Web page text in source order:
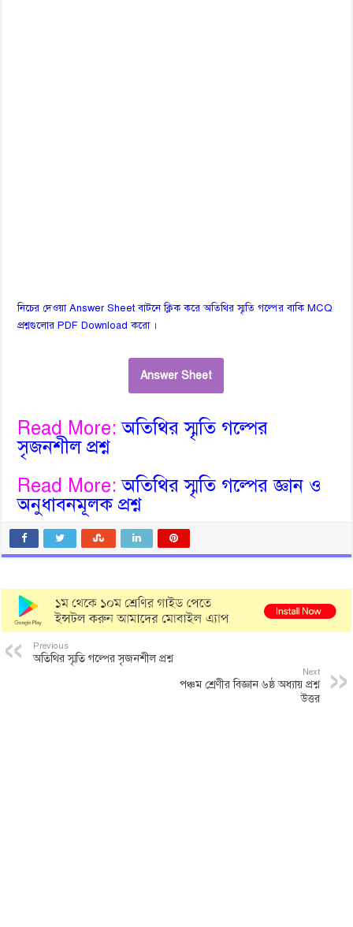
নিচের দেওয়া Answer Sheet বাটনে ক্লিক করে অতিথির স্মৃতি গল্পের বাকি MCQ
প্রশ্নগুলোর PDF Download করো ।
Answer Sheet
Read More:অতিথির স্মৃতি গল্পের
সৃজনশীল প্রশ্ন
Read More:অতিথির স্মৃতি গল্পের জ্ঞান ও
অনুধাবনমূলক প্রশ্ন
Previous
অতিথির স্মৃতি গল্পের সৃজনশীল প্রশ্ন
Next
পঞ্চম শ্রেণীর বিজ্ঞান ৬ষ্ঠ অধ্যায় প্রশ্ন
উত্তর